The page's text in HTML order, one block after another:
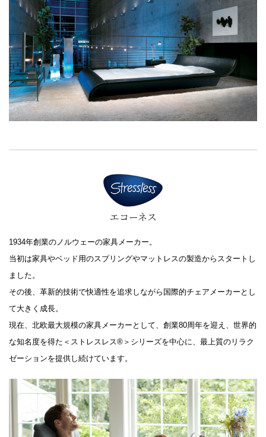
エコーネス
1934年創業のノルウェーの家具メーカー。
当初は家具やベッド用のスプリングやマットレスの製造からスタートし
ました。
その後、革新的技術で快適性を追求しながら国際的チェアメーカーとし
て大きく成長。
現在、北欧最大規模の家具メーカーとして、創業80周年を迎え、世界的
な知名度を得た＜ストレスレス®＞シリーズを中心に、最上質のリラク
ゼーションを提供し続けています。